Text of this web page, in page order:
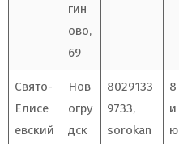
гин
ово,
69
Свято-
Елисе
евский
Нов
огру
дск
8029133
9733,
sorokan
8
и
ю